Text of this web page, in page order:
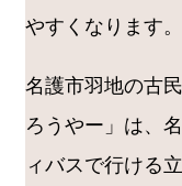
やすくなります。
名護市羽地の古
ろうやー」は、
ィバスで行ける